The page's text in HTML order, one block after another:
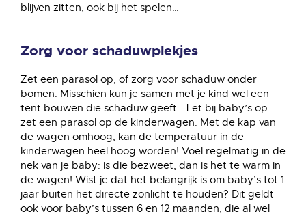
blijven zitten, ook bij het spelen…
Zorg voor schaduwplekjes
Zet een parasol op, of zorg voor schaduw onder
bomen. Misschien kun je samen met je kind wel een
tent bouwen die schaduw geeft… Let bij baby’s op:
zet een parasol op de kinderwagen. Met de kap van
de wagen omhoog, kan de temperatuur in de
kinderwagen heel hoog worden! Voel regelmatig in de
nek van je baby: is die bezweet, dan is het te warm in
de wagen! Wist je dat het belangrijk is om baby’s tot 1
jaar buiten het directe zonlicht te houden? Dit geldt
ook voor baby’s tussen 6 en 12 maanden, die al wel